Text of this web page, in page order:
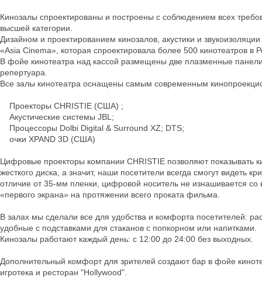
Кинозалы спроектированы и построены с соблюдением всех
высшей категории.
Дизайном и проектированием кинозалов, акустики и
«Asia Cinema», которая спроектировала более 500 кинотеатров в
В фойе кинотеатра над кассой размещены две плазменные
репертуара.
Все залы кинотеатра оснащены самым современным
Проекторы СHRISTIE (США) ;
Акустические системы JBL;
Процессоры Dolbi Digital & Surround XZ; DTS;
очки XPAND 3D (США)
Цифровые проекторы компании СHRISTIE позволяют показывать
жесткого диска, а значит, наши посетители всегда смогут видеть
отличие от 35-мм пленки, цифровой носитель не изнашивается
«первого экрана» на протяжении всего проката фильма.
В залах мы сделали все для удобства и комфорта посетителей:
удобные с подставками для стаканов с попкорном или напитками.
Кинозалы работают каждый день: c 12:00 до 24:00 без выходных.
Дополнительный комфорт для зрителей создают бар в фойе
игротека и ресторан "Hollywood".